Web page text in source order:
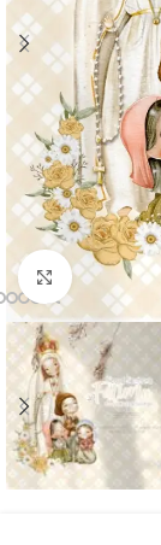
Click to